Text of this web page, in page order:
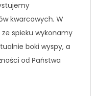
kwarcowych. W
spieku wykonamy
boki wyspy, a
od Państwa